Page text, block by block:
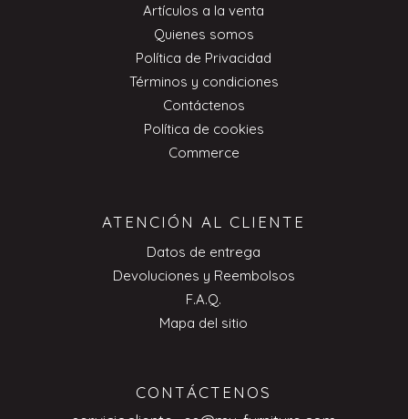
Artículos a la venta
Quienes somos
Política de Privacidad
Términos y condiciones
Contáctenos
Política de cookies
Commerce
ATENCIÓN AL CLIENTE
Datos de entrega
Devoluciones y Reembolsos
F.A.Q.
Mapa del sitio
CONTÁCTENOS